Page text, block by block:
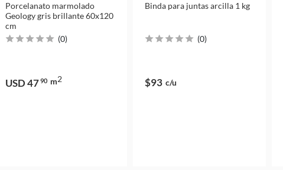
Porcelanato marmolado
Geology gris brillante 60x120
cm
(0)
USD 4790 m2
Binda para juntas arcilla 1 kg
(0)
$93 c/u